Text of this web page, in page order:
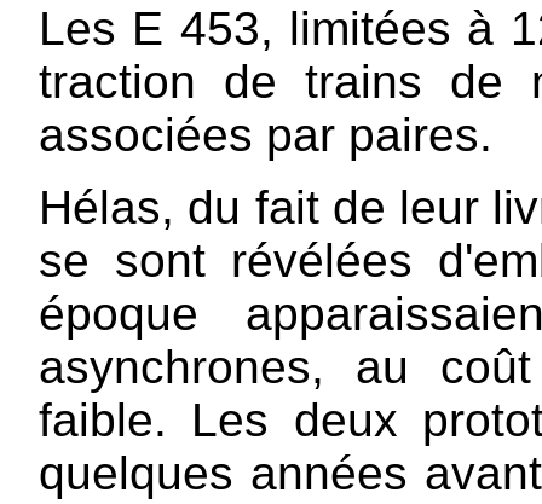
Les E 453, limitées à
traction de trains de
associées par paires.
Hélas, du fait de leur
se sont révélées
époque
asynchrones, au
faible. Les deux
quelques années